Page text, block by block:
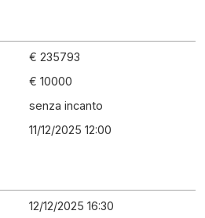
€ 235793
€ 10000
senza incanto
11/12/2025 12:00
12/12/2025 16:30